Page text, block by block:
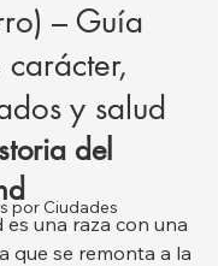
por Ciudades
– Guía
y salud
del
es una raza con una
que se remonta a la